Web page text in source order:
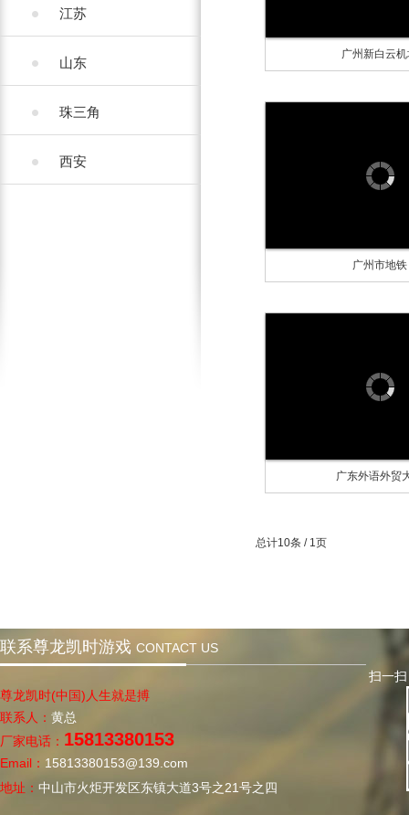
江苏
山东
珠三角
西安
广州新白云
广州市地铁
广东外语外贸
总计10条 / 1页
联系尊龙凯时游戏 CONTACT US
尊龙凯时(中国)人生就是搏
联系人： 黄总
厂家电话： 15813380153
Email： 15813380153@139.com
地址： 中山市火炬开发区东镇大道3号之21号之四
扫一扫，